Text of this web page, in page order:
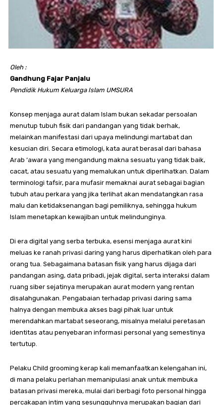
Oleh :
Gandhung Fajar Panjalu
Pendidik Hukum Keluarga Islam UMSURA
Konsep menjaga aurat dalam Islam bukan sekadar persoalan
menutup tubuh fisik dari pandangan yang tidak berhak,
melainkan manifestasi dari upaya melindungi martabat dan
kesucian diri. Secara etimologi, kata aurat berasal dari bahasa
Arab ‘awara yang mengandung makna sesuatu yang tidak baik,
cacat, atau sesuatu yang memalukan untuk diperlihatkan. Dalam
terminologi tafsir, para mufasir memaknai aurat sebagai bagian
tubuh atau perkara yang jika terlihat akan mendatangkan rasa
malu dan ketidaksenangan bagi pemiliknya, sehingga hukum
Islam menetapkan kewajiban untuk melindunginya.
Di era digital yang serba terbuka, esensi menjaga aurat kini
meluas ke ranah privasi daring yang harus diperhatikan oleh para
orang tua. Sebagaimana batasan fisik yang harus dijaga dari
pandangan asing, data pribadi, jejak digital, serta interaksi dalam
ruang siber sejatinya merupakan aurat modern yang rentan
disalahgunakan. Pengabaian terhadap privasi daring sama
halnya dengan membuka akses bagi pihak luar untuk
merendahkan martabat seseorang, misalnya melalui peretasan
identitas atau penyebaran informasi personal yang semestinya
tertutup.
Pelaku Child grooming kerap kali memanfaatkan kelengahan ini,
di mana pelaku perlahan memanipulasi anak untuk membuka
batasan privasi mereka, mulai dari berbagi foto personal hingga
percakapan intim yang sesungguhnya merupakan bagian dari